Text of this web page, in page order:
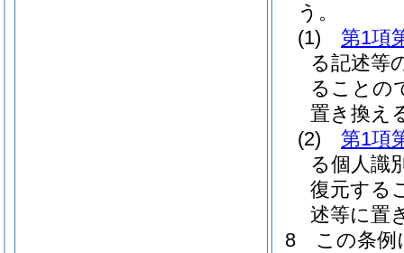
う。
(1)
第1項
る記述等
ることの
置き換え
(2)
第1項
る個人識
復元する
述等に置
8
この条例